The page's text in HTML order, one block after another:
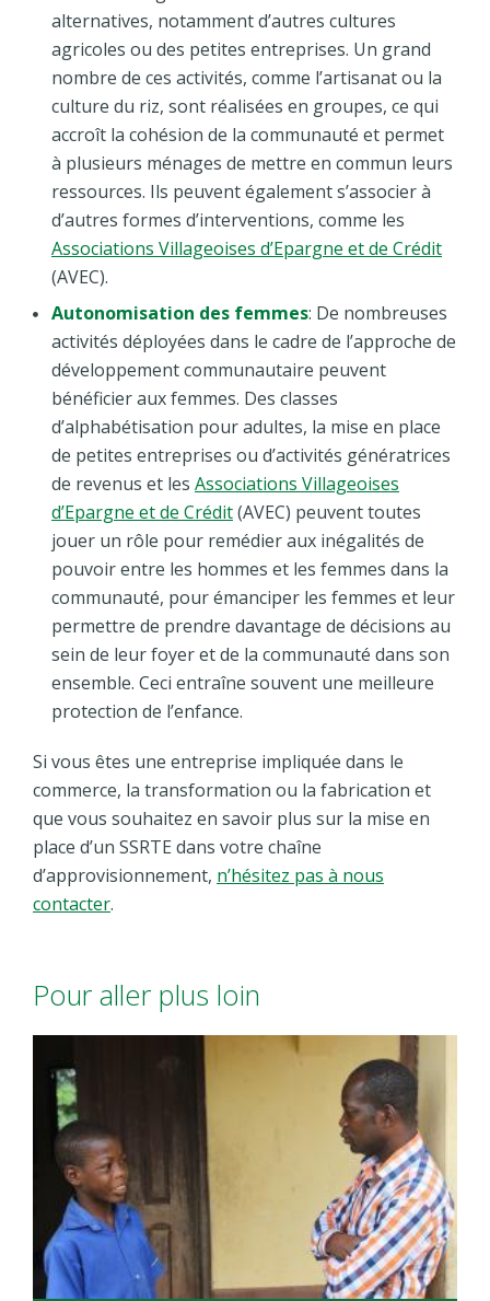
alternatives, notamment d’autres cultures
agricoles ou des petites entreprises. Un grand
nombre de ces activités, comme l’artisanat ou la
culture du riz, sont réalisées en groupes, ce qui
accroît la cohésion de la communauté et permet
à plusieurs ménages de mettre en commun leurs
ressources. Ils peuvent également s’associer à
d’autres formes d’interventions, comme les
Associations Villageoises d’Epargne et de Crédit
(AVEC).
Autonomisation des femmes: De nombreuses
activités déployées dans le cadre de l’approche de
développement communautaire peuvent
bénéficier aux femmes. Des classes
d’alphabétisation pour adultes, la mise en place
de petites entreprises ou d’activités génératrices
de revenus et les Associations Villageoises
d’Epargne et de Crédit(AVEC) peuvent toutes
jouer un rôle pour remédier aux inégalités de
pouvoir entre les hommes et les femmes dans la
communauté, pour émanciper les femmes et leur
permettre de prendre davantage de décisions au
sein de leur foyer et de la communauté dans son
ensemble. Ceci entraîne souvent une meilleure
protection de l’enfance.
Si vous êtes une entreprise impliquée dans le
commerce, la transformation ou la fabrication et
que vous souhaitez en savoir plus sur la mise en
place d’un SSRTE dans votre chaîne
d’approvisionnement, n’hésitez pas à nous
contacter.
Pour aller plus loin